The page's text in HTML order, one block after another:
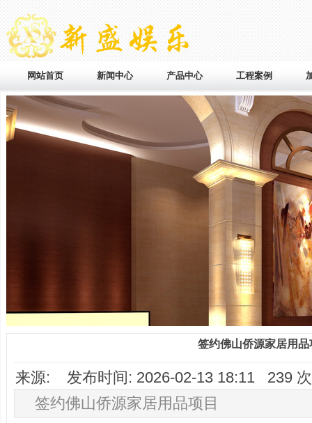
网站首页 新闻中心 产品中心 工程案例
签约佛山侨源家居用品
来源: 发布时间: 2026-02-13 18:11 239
签约佛山侨源家居用品项目